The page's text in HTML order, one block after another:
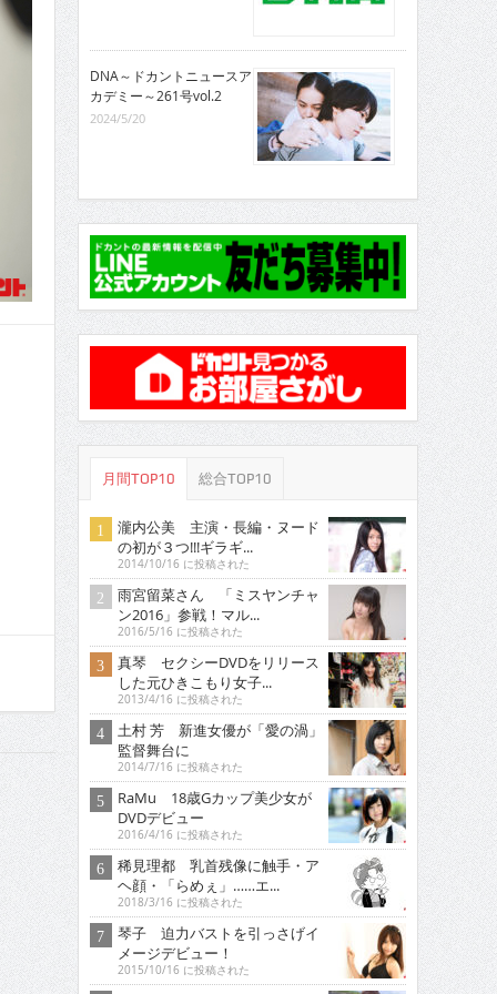
DNA～ドカントニュースア
カデミー～261号vol.2
2024/5/20
月間TOP10 総合TOP10
瀧内公美 主演・長編・ヌード
の初が３つ!!!ギラギ...
2014/10/16 に投稿された
雨宮留菜さん 「ミスヤンチャ
ン2016」参戦！マル...
2016/5/16 に投稿された
真琴 セクシーDVDをリリース
した元ひきこもり女子...
2013/4/16 に投稿された
土村 芳 新進女優が「愛の渦」
監督舞台に
2014/7/16 に投稿された
RaMu 18歳Gカップ美少女が
DVDデビュー
2016/4/16 に投稿された
稀見理都 乳首残像に触手・ア
ヘ顔・「らめぇ」……エ...
2018/3/16 に投稿された
琴子 迫力バストを引っさげイ
メージデビュー！
2015/10/16 に投稿された